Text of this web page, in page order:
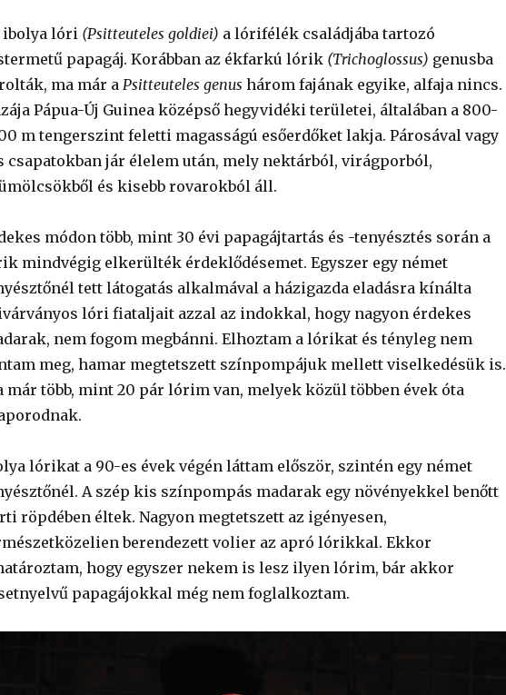
ibolya lóri (Psitteuteles goldiei) a lórifélék családjába tartozó
papagáj. Korábban az ékfarkú lórik (Trichoglossus) genusba
ma már a Psitteuteles genus három fajának egyike, alfaja nincs.
Pápua-Új Guinea középső hegyvidéki területei, általában a 800-
m tengerszint feletti magasságú esőerdőket lakja. Párosával vagy
csapatokban jár élelem után, mely nektárból, virágporból,
és kisebb rovarokból áll.
módon több, mint 30 évi papagájtartás és -tenyésztés során a
mindvégig elkerülték érdeklődésemet. Egyszer egy német
tett látogatás alkalmával a házigazda eladásra kínálta
lóri fiataljait azzal az indokkal, hogy nagyon érdekes
nem fogom megbánni. Elhoztam a lórikat és tényleg nem
meg, hamar megtetszett színpompájuk mellett viselkedésük is.
már több, mint 20 pár lórim van, melyek közül többen évek óta
lórikat a 90-es évek végén láttam először, szintén egy német
A szép kis színpompás madarak egy növényekkel benőtt
röpdében éltek. Nagyon megtetszett az igényesen,
berendezett volier az apró lórikkal. Ekkor
hogy egyszer nekem is lesz ilyen lórim, bár akkor
papagájokkal még nem foglalkoztam.